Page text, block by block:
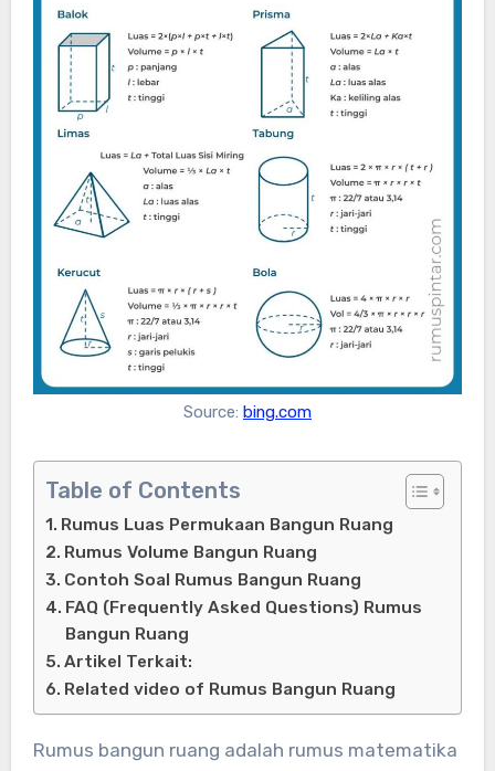
Source: bing.com
Table of Contents
Rumus Luas Permukaan Bangun Ruang
Rumus Volume Bangun Ruang
Contoh Soal Rumus Bangun Ruang
FAQ (Frequently Asked Questions) Rumus
Bangun Ruang
Artikel Terkait:
Related video of Rumus Bangun Ruang
Rumus bangun ruang adalah rumus matematika